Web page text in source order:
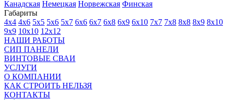
Канадская Немецкая Норвежская Финская
Габариты
4х4 4х6 5х5 5х6 5х7 6х6 6х7 6х8 6х9 6х10 7х7 7х8 8х8 8х9 8х10
9х9 10х10 12х12
НАШИ РАБОТЫ
СИП ПАНЕЛИ
ВИНТОВЫЕ СВАИ
УСЛУГИ
О КОМПАНИИ
КАК СТРОИТЬ НЕЛЬЗЯ
КОНТАКТЫ